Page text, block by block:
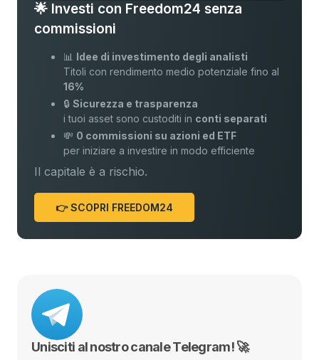
🌟 Investi con Freedom24 senza
commissioni
📊 Idee di investimento degli analisti
Titoli con rendimento medio potenziale fino al
16%
🔒Sicurezza e trasparenza
i tuoi asset sono custoditi in conti separati
💸 0 commissioni su azioni ed ETF
per iniziare a investire in modo efficiente
Il capitale è a rischio.
👉 SCOPRI FREEDOM24
Unisciti al nostro canale Telegram! 🚀